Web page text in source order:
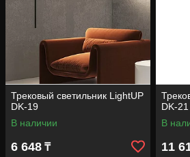
Трековый светильник LightUP
DK-19
В наличии
6 648 ₸
DK-21
В
11